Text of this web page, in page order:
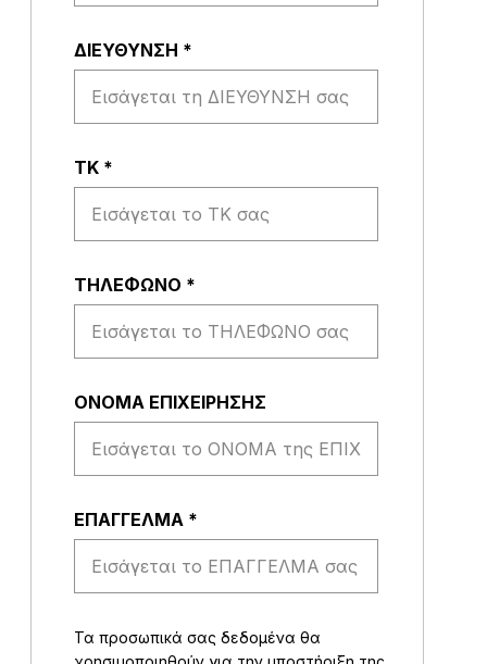
ΔΙΕΥΘΥΝΣΗ *
ΤΚ *
ΤΗΛΕΦΩΝΟ *
ΟΝΟΜΑ ΕΠΙΧΕΙΡΗΣΗΣ
EΠΑΓΓΕΛΜΑ *
Τα προσωπικά σας δεδομένα θα